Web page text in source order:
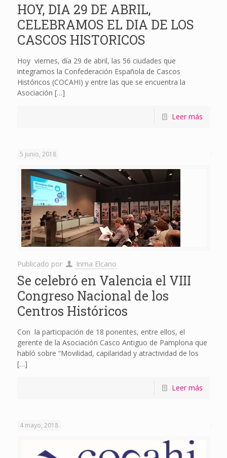
HOY, DIA 29 DE ABRIL,
CELEBRAMOS EL DIA DE LOS
CASCOS HISTORICOS
Hoy viernes, día 29 de abril, las 56 ciudades que
integramos la Confederación Española de Cascos
Históricos (COCAHI) y entre las que se encuentra la
Asociación […]
Leer más
5 junio, 2018
Publicado por Inma Elcano
Se celebró en Valencia el VIII
Congreso Nacional de los
Centros Históricos
Con la participación de 18 ponentes, entre ellos, el
gerente de la Asociación Casco Antiguo de Pamplona que
habló sobre “Movilidad, capilaridad y atractividad de los
[…]
Leer más
4 mayo, 2018